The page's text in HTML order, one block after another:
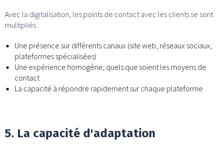
Avec la digitalisation, les points de contact avec les clients se sont
multipliés :
Une présence sur différents canaux (site web, réseaux sociaux,
plateformes spécialisées)
Une expérience homogène, quels que soient les moyens de
contact
La capacité à répondre rapidement sur chaque plateforme
5. La capacité d'adaptation